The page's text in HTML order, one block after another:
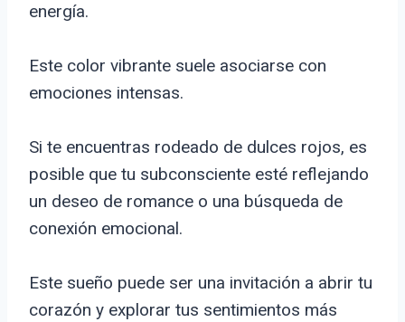
energía.
Este color vibrante suele asociarse con
emociones intensas.
Si te encuentras rodeado de dulces rojos, es
posible que tu subconsciente esté reflejando
un deseo de romance o una búsqueda de
conexión emocional.
Este sueño puede ser una invitación a abrir tu
corazón y explorar tus sentimientos más